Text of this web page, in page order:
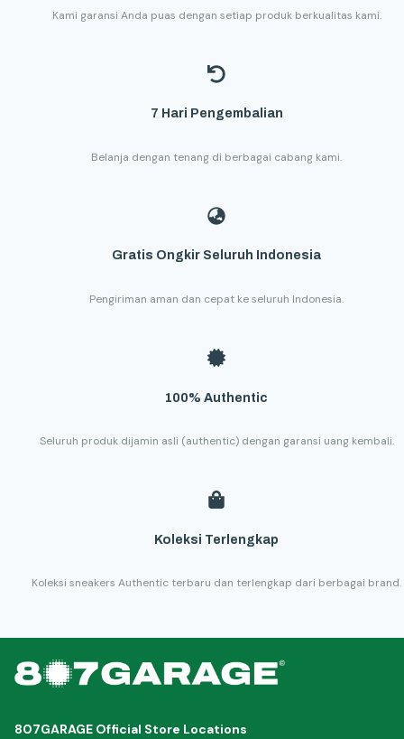
Kami garansi Anda puas dengan setiap produk berkualitas kami.
7 Hari Pengembalian
Belanja dengan tenang di berbagai cabang kami.
Gratis Ongkir Seluruh Indonesia
Pengiriman aman dan cepat ke seluruh Indonesia.
100% Authentic
Seluruh produk dijamin asli (authentic) dengan garansi uang kembali.
Koleksi Terlengkap
Koleksi sneakers Authentic terbaru dan terlengkap dari berbagai brand.
807GARAGE Official Store Locations